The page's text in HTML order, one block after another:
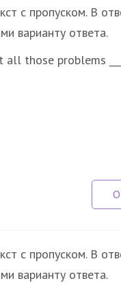
с пропуском. В
варианту ответа.
all those problems
с пропуском. В
варианту ответа.